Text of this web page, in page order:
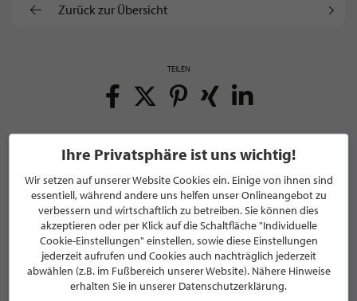
Zurück zur Übersicht
TEILEN
NEWSLETTER
Bleiben Sie immer UP TO DATE! Melden Sie sich jetzt für
unseren STILPUNKTE®-Newsletter an und profitieren Sie
von exklusivenNeuigkeiten, TrendsundAngeboten
Mit der Anmeldung für unseren Newsletter stimmen Sie
Ihre Privatsphäre ist uns wichtig!
Wir setzen auf unserer Website Cookies ein. Einige von ihnen sind
essentiell, während andere uns helfen unser Onlineangebot zu
verbessern und wirtschaftlich zu betreiben. Sie können dies
akzeptieren oder per Klick auf die Schaltfläche "Individuelle
Cookie-Einstellungen" einstellen, sowie diese Einstellungen
jederzeit aufrufen und Cookies auch nachträglich jederzeit
abwählen (z.B. im Fußbereich unserer Website). Nähere Hinweise
erhalten Sie in unserer Datenschutzerklärung.